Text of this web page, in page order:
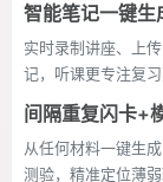
智能笔记一键生
实时录制讲座、上
记，听课更专注复习
间隔重复闪卡+
从任何材料一键生
测验，精准定位薄弱